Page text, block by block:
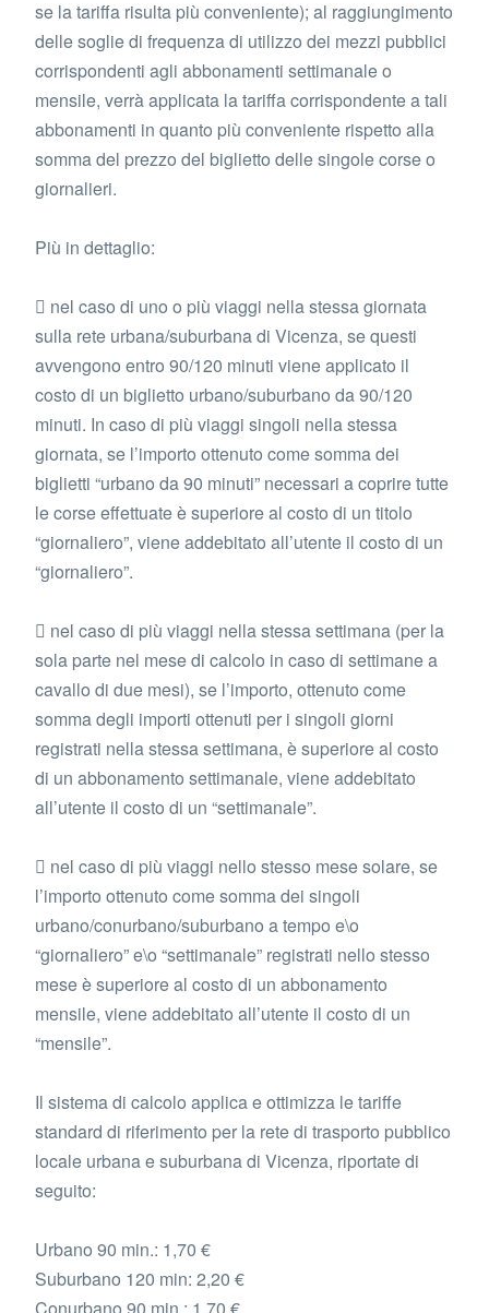
se la tariffa risulta più conveniente); al raggiungimento
delle soglie di frequenza di utilizzo dei mezzi pubblici
corrispondenti agli abbonamenti settimanale o
mensile, verrà applicata la tariffa corrispondente a tali
abbonamenti in quanto più conveniente rispetto alla
somma del prezzo del biglietto delle singole corse o
giornalieri.
Più in dettaglio:
 nel caso di uno o più viaggi nella stessa giornata
sulla rete urbana/suburbana di Vicenza, se questi
avvengono entro 90/120 minuti viene applicato il
costo di un biglietto urbano/suburbano da 90/120
minuti. In caso di più viaggi singoli nella stessa
giornata, se l’importo ottenuto come somma dei
biglietti “urbano da 90 minuti” necessari a coprire tutte
le corse effettuate è superiore al costo di un titolo
“giornaliero”, viene addebitato all’utente il costo di un
“giornaliero”.
 nel caso di più viaggi nella stessa settimana (per la
sola parte nel mese di calcolo in caso di settimane a
cavallo di due mesi), se l’importo, ottenuto come
somma degli importi ottenuti per i singoli giorni
registrati nella stessa settimana, è superiore al costo
di un abbonamento settimanale, viene addebitato
all’utente il costo di un “settimanale”.
 nel caso di più viaggi nello stesso mese solare, se
l’importo ottenuto come somma dei singoli
urbano/conurbano/suburbano a tempo e\o
“giornaliero” e\o “settimanale” registrati nello stesso
mese è superiore al costo di un abbonamento
mensile, viene addebitato all’utente il costo di un
“mensile”.
Il sistema di calcolo applica e ottimizza le tariffe
standard di riferimento per la rete di trasporto pubblico
locale urbana e suburbana di Vicenza, riportate di
seguito:
Urbano 90 min.: 1,70 €
Suburbano 120 min: 2,20 €